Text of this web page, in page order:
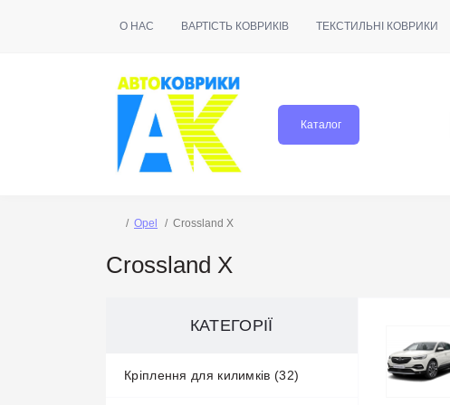
О НАС ВАРТІСТЬ КОВРИКІВ ТЕКСТИЛЬНІ КОВРИКИ
Каталог
Opel Crossland X
Crossland X
КАТЕГОРІЇ
Кріплення для килимків (32)